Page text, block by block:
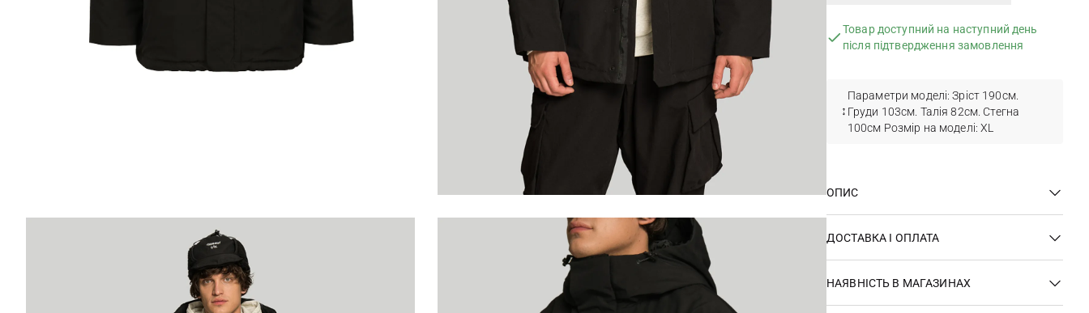
Товар доступний на наступний день
після підтвердження замовлення
Параметри моделі: Зріст 190см.
Груди 103см. Талія 82см. Стегна
100см Розмір на моделі: XL
ОПИС
ДОСТАВКА І ОПЛАТА
НАЯВНІСТЬ В МАГАЗИНАХ